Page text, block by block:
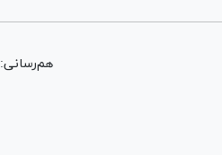
هم‌رسانی: